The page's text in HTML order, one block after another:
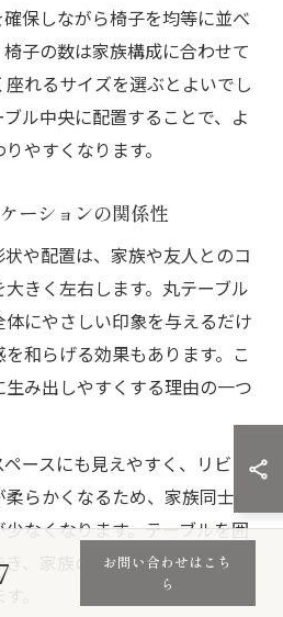
保しながら椅子を均等に並べ
子の数は家族構成に合わせて
れるサイズを選ぶとよいでし
ル中央に配置することで、よ
やすくなります。
ーションの関係性
や配置は、家族や友人とのコ
きく左右します。丸テーブル
にやさしい印象を与えるだけ
和らげる効果もあります。こ
み出しやすくする理由の一つ
ースにも見えやすく、リビン
らかくなるため、家族同士が
なくなります。テーブルを囲
、家族のつながりが深まるイ
お問い合わせはこち
ら